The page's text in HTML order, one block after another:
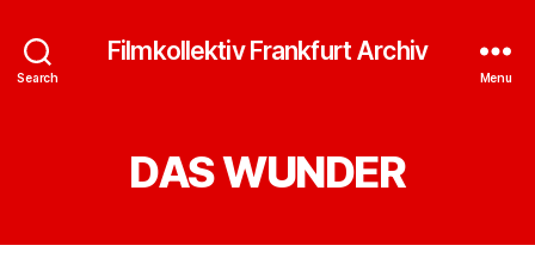
Search
Filmkollektiv Frankfurt Archiv
Menu
DAS WUNDER